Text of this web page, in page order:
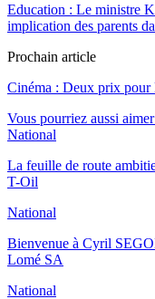
Education : Le ministre
implication des parents
Prochain article
Cinéma : Deux prix
Vous pourriez aussi aimer
National
La feuille de route
T-Oil
National
Bienvenue à Cyril
Lomé SA
National